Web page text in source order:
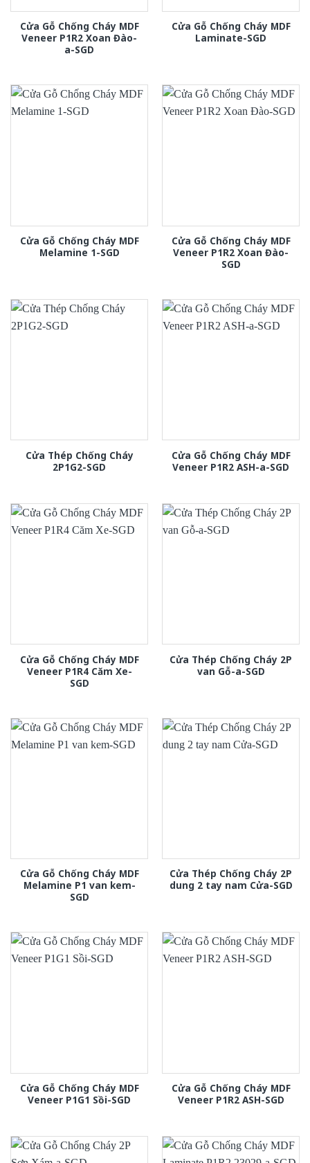
Cửa Gỗ Chống Cháy MDF
Veneer P1R2 Xoan Đào-
a-SGD
Cửa Gỗ Chống Cháy MDF
Laminate-SGD
Cửa Gỗ Chống Cháy MDF
Melamine 1-SGD
Cửa Gỗ Chống Cháy MDF
Veneer P1R2 Xoan Đào-
SGD
Cửa Thép Chống Cháy
2P1G2-SGD
Cửa Gỗ Chống Cháy MDF
Veneer P1R2 ASH-a-SGD
Cửa Gỗ Chống Cháy MDF
Veneer P1R4 Căm Xe-
SGD
Cửa Thép Chống Cháy 2P
van Gỗ-a-SGD
Cửa Gỗ Chống Cháy MDF
Melamine P1 van kem-
SGD
Cửa Thép Chống Cháy 2P
dung 2 tay nam Cửa-SGD
Cửa Gỗ Chống Cháy MDF
Veneer P1G1 Sồi-SGD
Cửa Gỗ Chống Cháy MDF
Veneer P1R2 ASH-SGD